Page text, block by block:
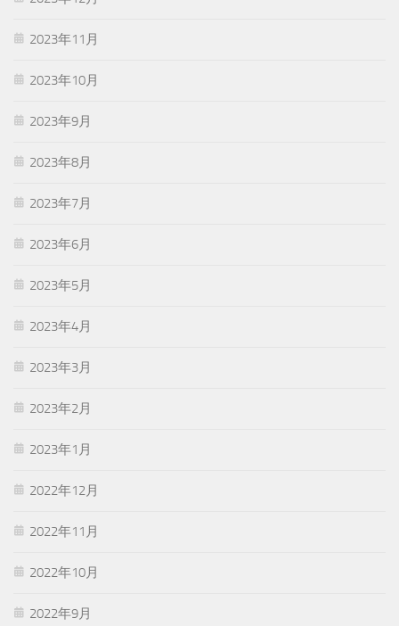
2023年11月
2023年10月
2023年9月
2023年8月
2023年7月
2023年6月
2023年5月
2023年4月
2023年3月
2023年2月
2023年1月
2022年12月
2022年11月
2022年10月
2022年9月